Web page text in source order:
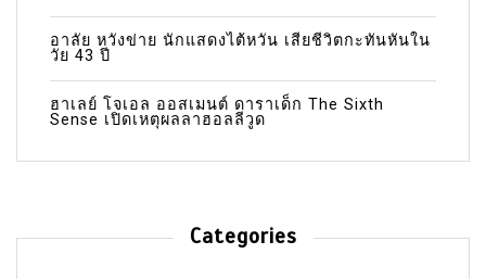
อาลัย หวังข่าย นักแสดงไต้หวัน เสียชีวิตกะทันหันใน
วัย 43 ปี
ฮาเลย์ โจเอล ออสเมนต์ ดาราเด็ก The Sixth
Sense เปิดเหตุผลลาฮอลลีวูด
Categories